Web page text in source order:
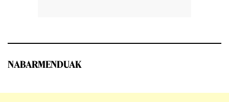
NABARMENDUAK